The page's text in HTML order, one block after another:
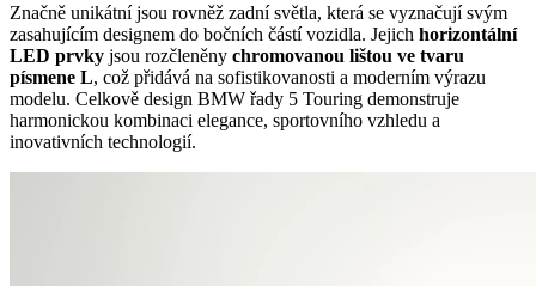
Značně unikátní jsou rovněž zadní světla, která se vyznačují svým
zasahujícím designem do bočních částí vozidla. Jejich horizontální
LED prvky jsou rozčleněny chromovanou lištou ve tvaru
písmene L, což přidává na sofistikovanosti a moderním výrazu
modelu. Celkově design BMW řady 5 Touring demonstruje
harmonickou kombinaci elegance, sportovního vzhledu a
inovativních technologií.